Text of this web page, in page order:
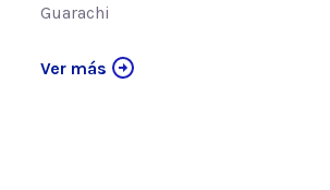
Guarachi
Ver más